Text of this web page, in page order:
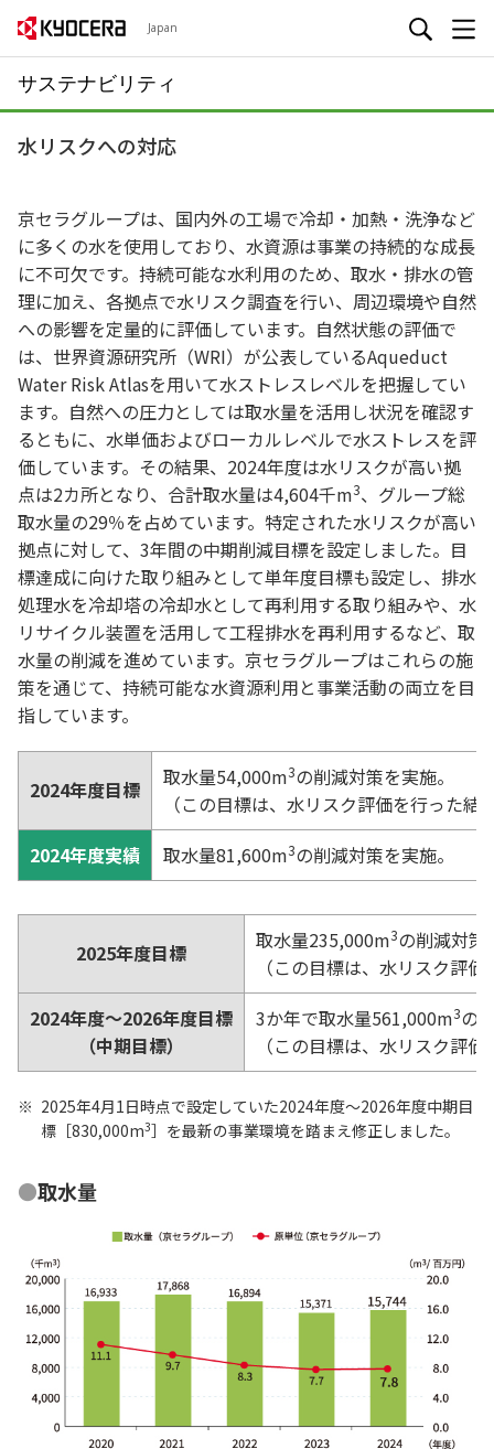
Japan
サステナビリティ
水リスクへの対応
京セラグループは、国内外の工場で冷却・加熱・洗浄など
に多くの水を使用しており、水資源は事業の持続的な成長
に不可欠です。持続可能な水利用のため、取水・排水の管
理に加え、各拠点で水リスク調査を行い、周辺環境や自然
への影響を定量的に評価しています。自然状態の評価で
は、世界資源研究所（WRI）が公表しているAqueduct
Water Risk Atlasを用いて水ストレスレベルを把握してい
ます。自然への圧力としては取水量を活用し状況を確認す
るともに、水単価およびローカルレベルで水ストレスを評
価しています。その結果、2024年度は水リスクが高い拠
点は2カ所となり、合計取水量は4,604千m3、グループ総
取水量の29％を占めています。特定された水リスクが高い
拠点に対して、3年間の中期削減目標を設定しました。目
標達成に向けた取り組みとして単年度目標も設定し、排水
処理水を冷却塔の冷却水として再利用する取り組みや、水
リサイクル装置を活用して工程排水を再利用するなど、取
水量の削減を進めています。京セラグループはこれらの施
策を通じて、持続可能な水資源利用と事業活動の両立を目
指しています。
2024年度目標 取水量54,000m3の削減対策を実施。
（この目標は、水リスク評価を行った
2024年度実績
取水量81,600m3の削減対策を実施。
2025年度目標 取水量235,000m3の削減対策
（この目標は、水リスク評
2024年度～2026年度目標
（中期目標）
3か年で取水量561,000m3の
（この目標は、水リスク評
2025年4月1日時点で設定していた2024年度～2026年度中期目
標［830,000m3］を最新の事業環境を踏まえ修正しました。
取水量